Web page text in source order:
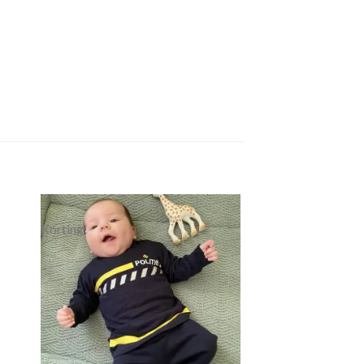
Korting!
Toevoegen
aan
verlanglijst